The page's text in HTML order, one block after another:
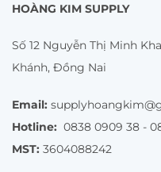
HOÀNG KIM SUPPLY
Số 12 Nguyễn Thị Minh
Khánh, Đồng Nai
Email:
Hotline: 0838 0909 38 -
MST: 3604088242